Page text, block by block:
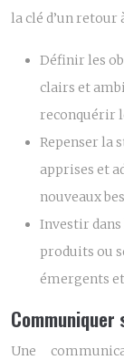
la clé d’un retour
Définir les
clairs et
reconquérir
Repenser la
apprises et
nouveaux
Investir dans
produits ou
émergents
Une